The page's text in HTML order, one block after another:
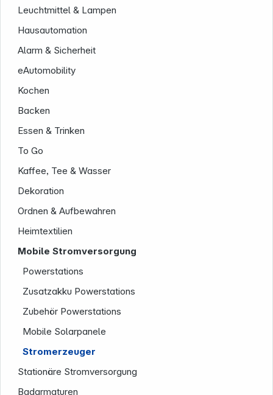
Leuchtmittel & Lampen
Hausautomation
Alarm & Sicherheit
eAutomobility
Kochen
Backen
Essen & Trinken
To Go
Kaffee, Tee & Wasser
Dekoration
Ordnen & Aufbewahren
Heimtextilien
Mobile Stromversorgung
Powerstations
Zusatzakku Powerstations
Zubehör Powerstations
Mobile Solarpanele
Stromerzeuger
Stationäre Stromversorgung
Badarmaturen
Folgen Sie uns auf